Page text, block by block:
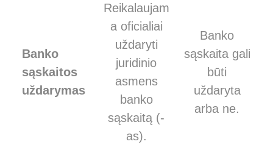
Banko
sąskaitos
uždarymas
Reikalaujam
a oficialiai
uždaryti
juridinio
asmens
banko
sąskaitą (-
as).
Banko
sąskaita gali
būti
uždaryta
arba ne.